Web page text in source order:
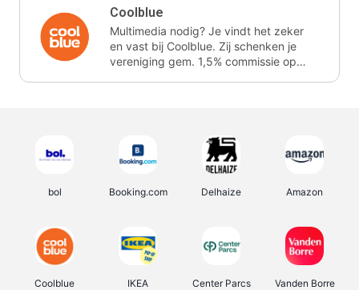
Coolblue
Multimedia nodig? Je vindt het zeker
en vast bij Coolblue. Zij schenken je
vereniging gem. 1,5% commissie op
bol Booking.com Delhaize Amazon
Coolblue IKEA Center Parcs Vanden Borre